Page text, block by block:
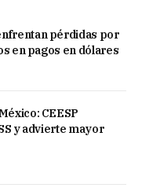
pérdidas por
en pagos en dólares
CEESP
y advierte mayor